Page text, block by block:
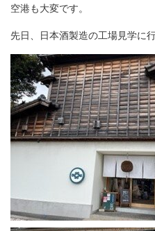
空港も大変です。
先日、日本酒製造の工場見学に